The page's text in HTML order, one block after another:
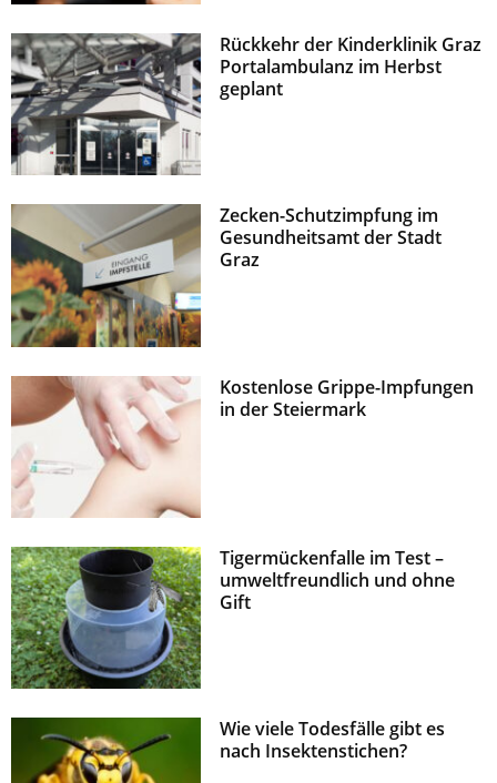
Rückkehr der Kinderklinik Graz
Portalambulanz im Herbst
geplant
Zecken-Schutzimpfung im
Gesundheitsamt der Stadt
Graz
Kostenlose Grippe-Impfungen
in der Steiermark
Tigermückenfalle im Test –
umweltfreundlich und ohne
Gift
Wie viele Todesfälle gibt es
nach Insektenstichen?